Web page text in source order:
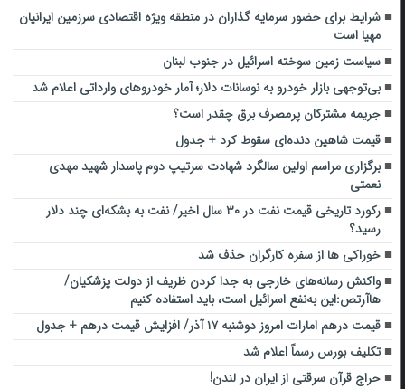
شرایط برای حضور سرمایه گذاران در منطقه ویژه اقتصادی سرزمین ایرانیان
مهیا است
سیاست زمین سوخته اسرائیل در جنوب لبنان
بی‌توجهی بازار خودرو به نوسانات دلار؛ آمار خودروهای وارداتی اعلام شد
جریمه مشترکان پرمصرف برق چقدر است؟
قیمت شاهین دنده‌ای سقوط کرد + جدول
برگزاری مراسم اولین سالگرد شهادت سرتیپ دوم پاسدار شهید مهدی
نعمتی
رکورد تاریخی قیمت نفت در ۳۰ سال اخیر/ نفت به بشکه‌ای چند دلار
رسید؟
خوراکی ها از سفره کارگران حذف شد
واکنش رسانه‌های خارجی به جدا کردن ظریف از دولت پزشکیان/
هاآرتص:این به‌نفع اسرائیل است، باید استفاده کنیم
قیمت درهم امارات امروز دوشنبه ۱۷ آذر/ افزایش قیمت درهم + جدول
تکلیف بورس رسماً اعلام شد
حراج قرآن سرقتی از ایران در لندن!